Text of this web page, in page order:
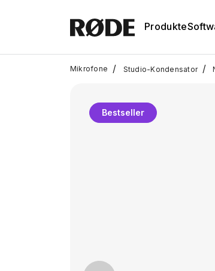
Produkte
Mikrofone / Studio-Kondensator /
Bestseller